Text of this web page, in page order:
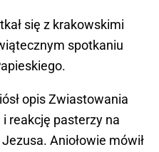
się z krakowskimi
spotkaniu
opis Zwiastowania
reakcję pasterzy na
Aniołowie mówił